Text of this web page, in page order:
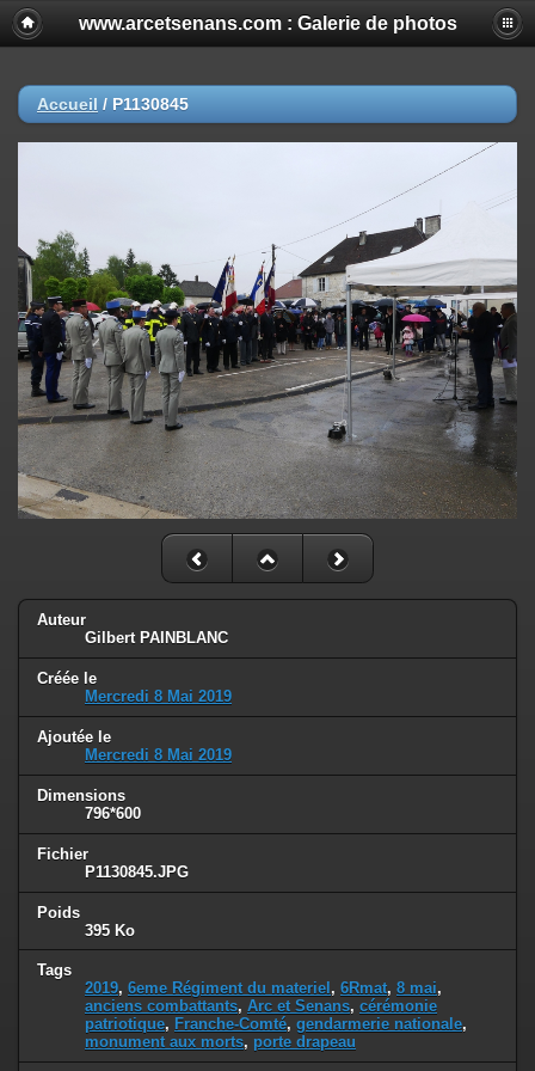
www.arcetsenans.com : Galerie de photos
Accueil / P1130845
Auteur
Gilbert PAINBLANC
Créée le
Mercredi 8 Mai 2019
Ajoutée le
Mercredi 8 Mai 2019
Dimensions
796*600
Fichier
P1130845.JPG
Poids
395 Ko
Tags
2019, 6eme Régiment du materiel , 6Rmat, 8 mai,
anciens combattants, Arc et Senans, cérémonie
patriotique, Franche-Comté, gendarmerie nationale,
monument aux morts, porte drapeau